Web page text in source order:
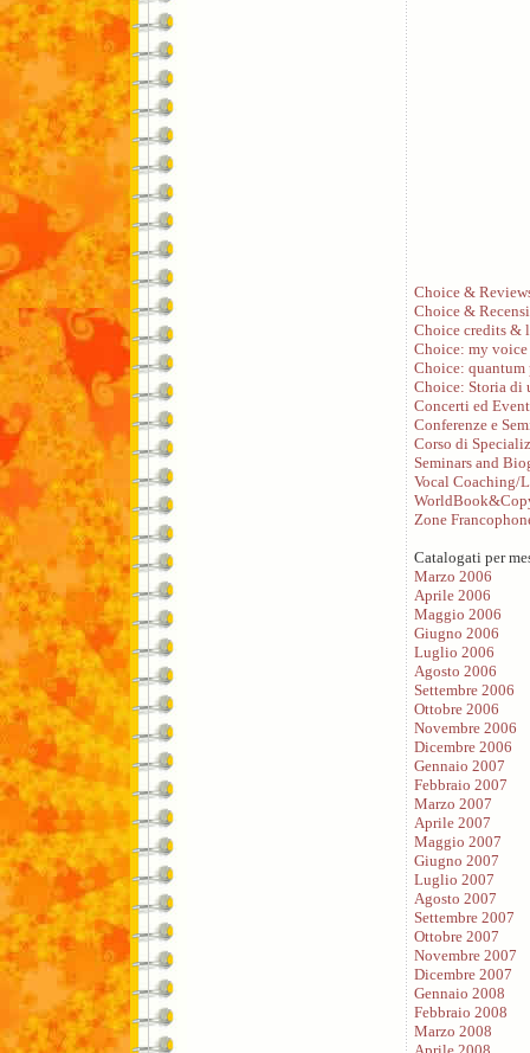
Choice &
Choice &
Choice credits &
Choice: my
Choice: quantum
Choice: Storia di
Concerti ed
Conferenze e
Corso di
Seminars and
Vocal Coaching/
Zone
Catalogati per
Marzo 2006
Aprile 2006
Maggio 2006
Giugno 2006
Luglio 2006
Agosto 2006
Settembre 2006
Ottobre 2006
Novembre 2006
Dicembre 2006
Gennaio 2007
Febbraio 2007
Marzo 2007
Aprile 2007
Maggio 2007
Giugno 2007
Luglio 2007
Agosto 2007
Settembre 2007
Ottobre 2007
Novembre 2007
Dicembre 2007
Gennaio 2008
Febbraio 2008
Marzo 2008